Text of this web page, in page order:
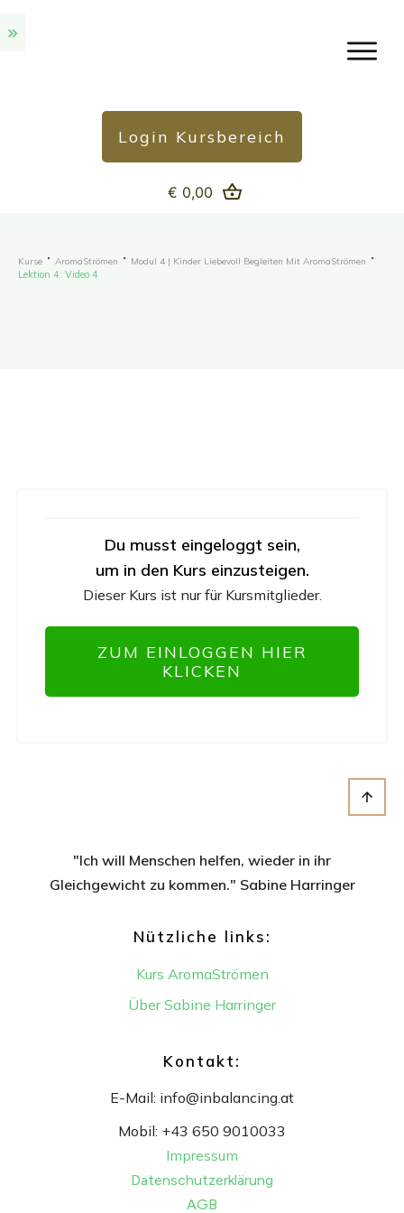
Login Kursbereich
€ 0,00
Kurse AromaStrömen Modul 4 | Kinder Liebevoll Begleiten Mit AromaStrömen
Lektion 4: Video 4
Du musst eingeloggt sein,
um in den Kurs einzusteigen.
Dieser Kurs ist nur für Kursmitglieder.
ZUM EINLOGGEN HIER
KLICKEN
"Ich will Menschen helfen, wieder in ihr
Gleichgewicht zu kommen." Sabine Harringer
Nützliche links:
Kurs AromaStrömen
Über Sabine Harringer
Kontakt:
E-Mail: info@inbalancing.at
Mobil: +43 650 9010033
Impressum
Datenschutzerklärung
AGB